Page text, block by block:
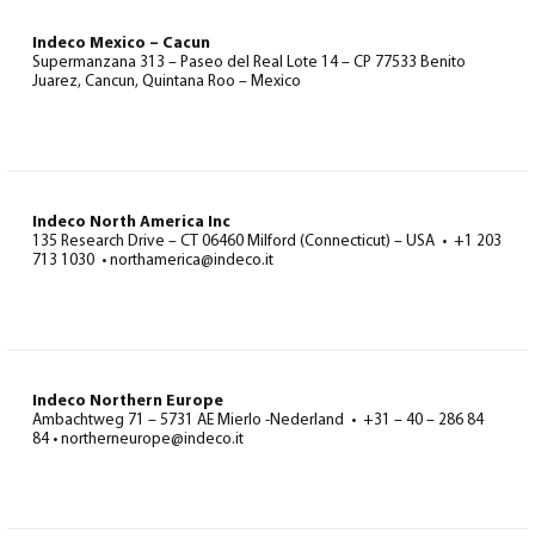
Indeco Mexico – Cacun
Supermanzana 313 – Paseo del Real Lote 14 – CP 77533 Benito
Juarez, Cancun, Quintana Roo – Mexico
Indeco North America Inc
135 Research Drive – CT 06460 Milford (Connecticut) – USA • +1 203
713 1030 • northamerica@indeco.it
Indeco Northern Europe
Ambachtweg 71 – 5731 AE Mierlo -Nederland • +31 – 40 – 286 84
84 • northerneurope@indeco.it